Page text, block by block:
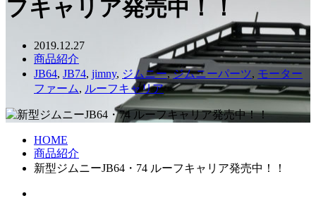
フキャリア発売中！！
2019.12.27
商品紹介
JB64, JB74, jimny, ジムニー,ジムニーパーツ, モーター
ファーム, ルーフキャリア
HOME
商品紹介
新型ジムニーJB64・74 ルーフキャリア発売中！！